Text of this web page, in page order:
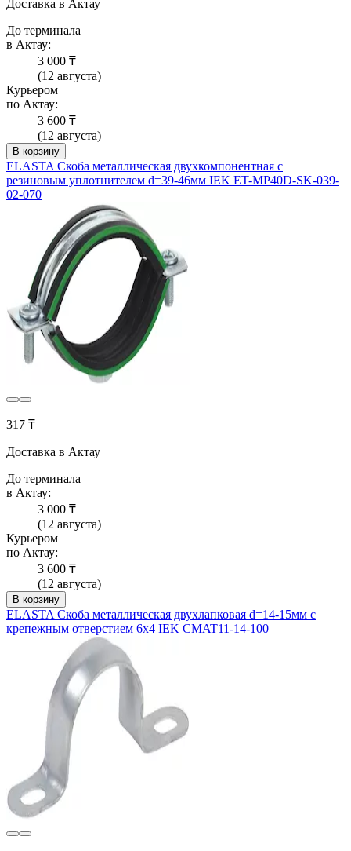
Доставка в Актау
До терминала
в Актау:
3 000 ₸
(12 августа)
Курьером
по Актау:
3 600 ₸
(12 августа)
В корзину
ELASTA Скоба металлическая двухкомпонентная с
резиновым уплотнителем d=39-46мм IEK ET-MP40D-SK-039-
02-070
317 ₸
Доставка в Актау
До терминала
в Актау:
3 000 ₸
(12 августа)
Курьером
по Актау:
3 600 ₸
(12 августа)
В корзину
ELASTA Скоба металлическая двухлапковая d=14-15мм с
крепежным отверстием 6х4 IEK CMAT11-14-100